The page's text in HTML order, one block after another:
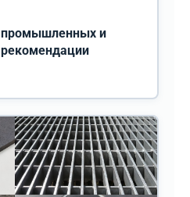
промышленных и